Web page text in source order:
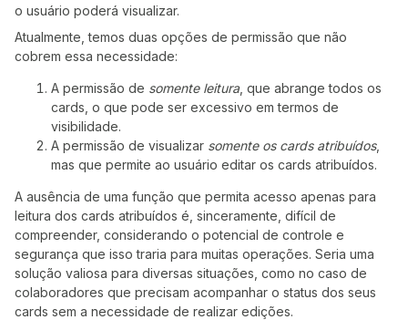
o usuário poderá visualizar.
Atualmente, temos duas opções de permissão que não
cobrem essa necessidade:
A permissão de somente leitura , que abrange todos os
cards, o que pode ser excessivo em termos de
visibilidade.
A permissão de visualizar somente os cards atribuídos,
mas que permite ao usuário editar os cards atribuídos.
A ausência de uma função que permita acesso apenas para
leitura dos cards atribuídos é, sinceramente, difícil de
compreender, considerando o potencial de controle e
segurança que isso traria para muitas operações. Seria uma
solução valiosa para diversas situações, como no caso de
colaboradores que precisam acompanhar o status dos seus
cards sem a necessidade de realizar edições.